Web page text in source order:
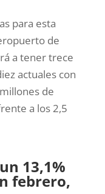
para esta
de
a tener trece
actuales con
de
a los 2,5
13,1%
febrero,